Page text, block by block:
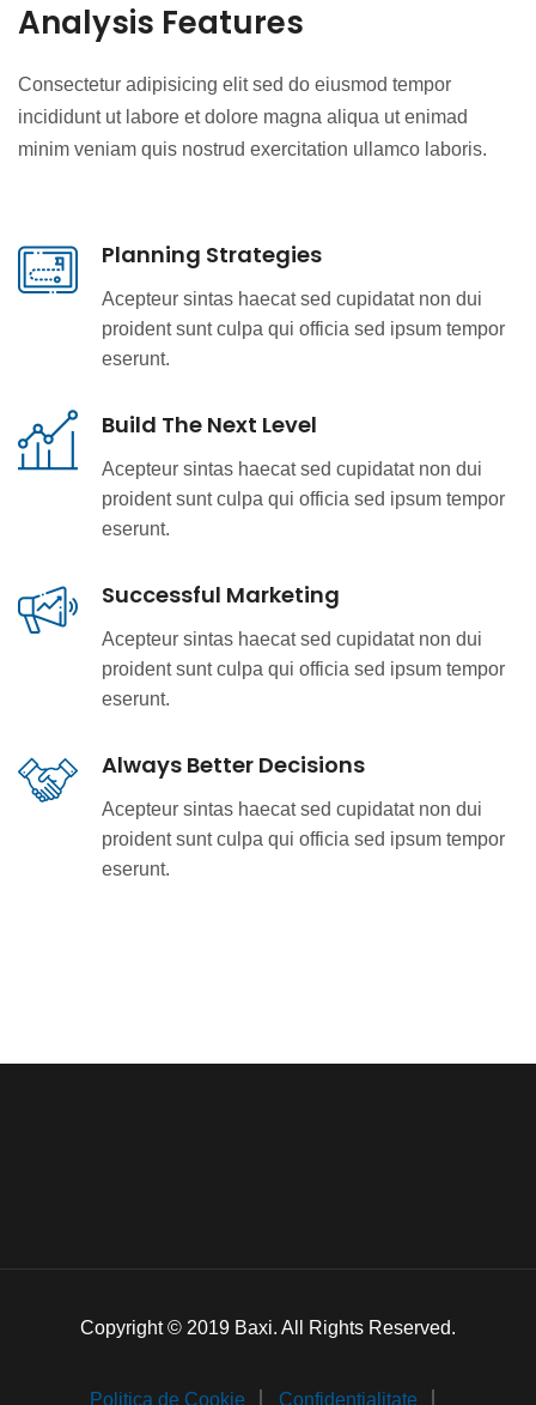
Analysis Features
Consectetur adipisicing elit sed do eiusmod tempor
incididunt ut labore et dolore magna aliqua ut enimad
minim veniam quis nostrud exercitation ullamco laboris.
Planning Strategies
Acepteur sintas haecat sed cupidatat non dui
proident sunt culpa qui officia sed ipsum tempor
eserunt.
Build The Next Level
Acepteur sintas haecat sed cupidatat non dui
proident sunt culpa qui officia sed ipsum tempor
eserunt.
Successful Marketing
Acepteur sintas haecat sed cupidatat non dui
proident sunt culpa qui officia sed ipsum tempor
eserunt.
Always Better Decisions
Acepteur sintas haecat sed cupidatat non dui
proident sunt culpa qui officia sed ipsum tempor
eserunt.
Copyright © 2019 Baxi. All Rights Reserved.
Politica de Cookie Confidentialitate